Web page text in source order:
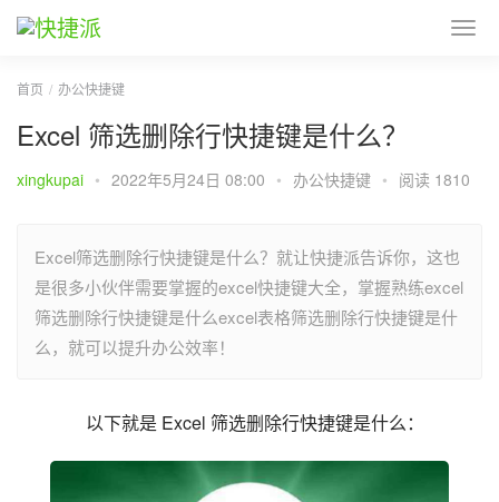
首页 办公快捷键
Excel 筛选删除行快捷键是什么？
xingkupai • 2022年5月24日 08:00 • 办公快捷键 • 阅读 1810
Excel筛选删除行快捷键是什么？就让快捷派告诉你，这也
是很多小伙伴需要掌握的excel快捷键大全，掌握熟练excel
筛选删除行快捷键是什么excel表格筛选删除行快捷键是什
么，就可以提升办公效率！
以下就是 Excel 筛选删除行快捷键是什么：